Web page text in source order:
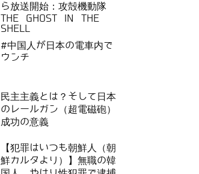
ら放送開始：攻殻機動隊
THE GHOST IN THE
SHELL
#中国人が日本の電車内で
ウンチ
民主主義とは？そして日本
のレールガン（超電磁砲）
成功の意義
【犯罪はいつも朝鮮人（朝
鮮カルタより）】無職の韓